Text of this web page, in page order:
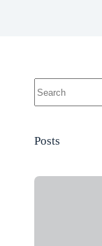
results
Posts